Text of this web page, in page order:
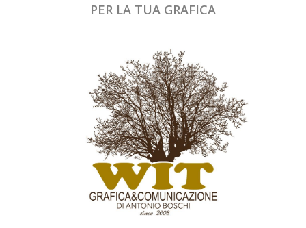
PER LA TUA GRAFICA